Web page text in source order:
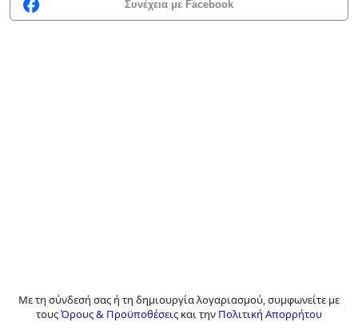
Συνέχεια με Facebook
Με τη σύνδεσή σας ή τη δημιουργία λογαριασμού, συμφωνείτε με
τουςΌρους & Προϋποθέσεις και την Πολιτική Απορρήτου